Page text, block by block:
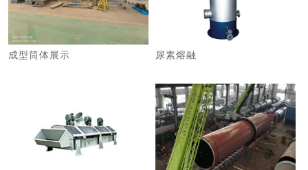
成型筒体展示 尿素熔融